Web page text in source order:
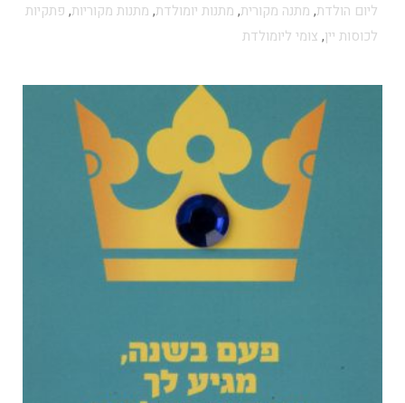
ליום הולדת, מתנה מקורית, מתנות יומולדת, מתנות מקוריות, פתקיות
לכוסות יין, צומי ליומולדת